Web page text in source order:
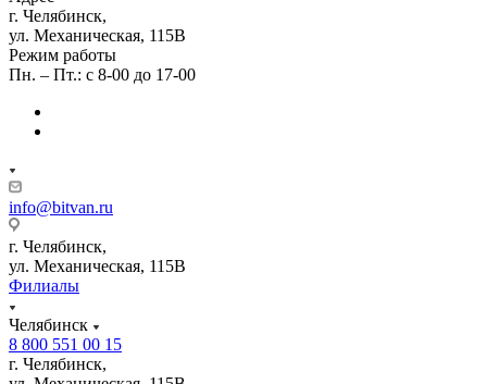
г. Челябинск,
ул. Механическая, 115В
Режим работы
Пн. – Пт.: с 8-00 до 17-00
info@bitvan.ru
г. Челябинск,
ул. Механическая, 115В
Филиалы
Челябинск
8 800 551 00 15
г. Челябинск,